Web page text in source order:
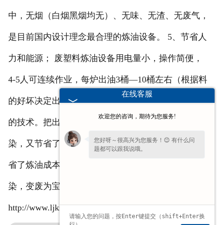
中，无烟（白烟黑烟均无）、无味、无渣、无废气，
是目前国内设计理念最合理的炼油设备。 5、节省人
力和能源； 废塑料炼油设备用电量小，操作简便，
4-5人可连续作业，每炉出油3桶—10桶左右（根据料
的好坏决定出油率），是当今小型炼油设备中最先进
的技术。把出油时废气进行回收利用，即解决了污
染，又节省了能源，燃烧时不再使用煤做燃料，又节
省了炼油成本。利用废垃圾塑料炼油解决了“白色”污
染，变废为宝，国家支持，利国利民。
http://www.ljkzs.com/ 我公司主营产品：炼油设备
在线客服
欢迎您的咨询，期待为您服务!
您好呀～很高兴为您服务！😊 有什么问
题都可以跟我说哦。